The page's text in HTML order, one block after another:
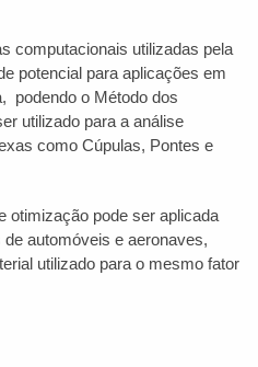
computacionais utilizadas pela
potencial para aplicações em
podendo o Método dos
utilizado para a análise
como Cúpulas, Pontes e
otimização pode ser aplicada
automóveis e aeronaves,
utilizado para o mesmo fator